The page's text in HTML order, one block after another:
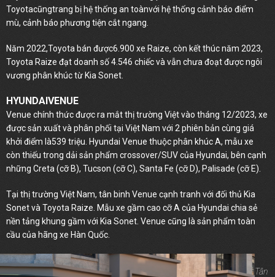
Toyotacũngtrang bị hệ thống an toànvới hệ thống cảnh báo điểm
mù, cảnh báo phương tiện cắt ngang.
Năm 2022,Toyota bán được6.900 xe Raize, còn kết thúc năm 2023,
Toyota Raize đạt doanh số 4.546 chiếc và vẫn chưa đoạt được ngôi
vương phân khúc từ Kia Sonet.
HYUNDAIVENUE
Venue chính thức được ra mắt thị trường Việt vào tháng 12/2023, xe
được sản xuất và phân phối tại Việt Nam với 2 phiên bản cùng giá
khởi điểm là539 triệu. Hyundai Venue thuộc phân khúc A, mẫu xe
còn thiếu trong dải sản phẩm crossover/SUV của Hyundai, bên cạnh
những Creta (cỡ B), Tucson (cỡ C), Santa Fe (cỡ D), Palisade (cỡ E).
Tại thị trường Việt Nam, tân binh Venue cạnh tranh với đối thủ Kia
Sonet và Toyota Raize. Mẫu xe gầm cao cỡ A của Hyundai chia sẻ
nền tảng khung gầm với Kia Sonet. Venue cũng là sản phẩm toàn
cầu của hãng xe Hàn Quốc.
Tân